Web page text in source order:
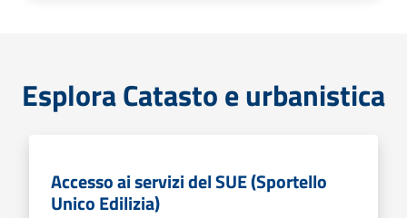
Esplora Catasto e urbanistica
Accesso ai servizi del SUE (Sportello
Unico Edilizia)